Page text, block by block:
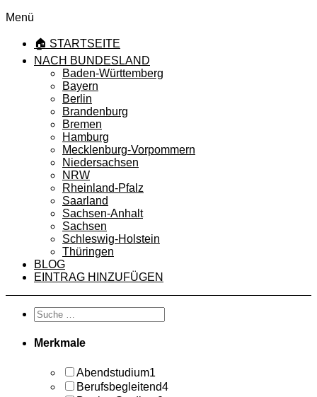
Menü
🏠 STARTSEITE
NACH BUNDESLAND
Baden-Württemberg
Bayern
Berlin
Brandenburg
Bremen
Hamburg
Mecklenburg-Vorpommern
Niedersachsen
NRW
Rheinland-Pfalz
Saarland
Sachsen-Anhalt
Sachsen
Schleswig-Holstein
Thüringen
BLOG
EINTRAG HINZUFÜGEN
Merkmale
Abendstudium1
Berufsbegleitend4